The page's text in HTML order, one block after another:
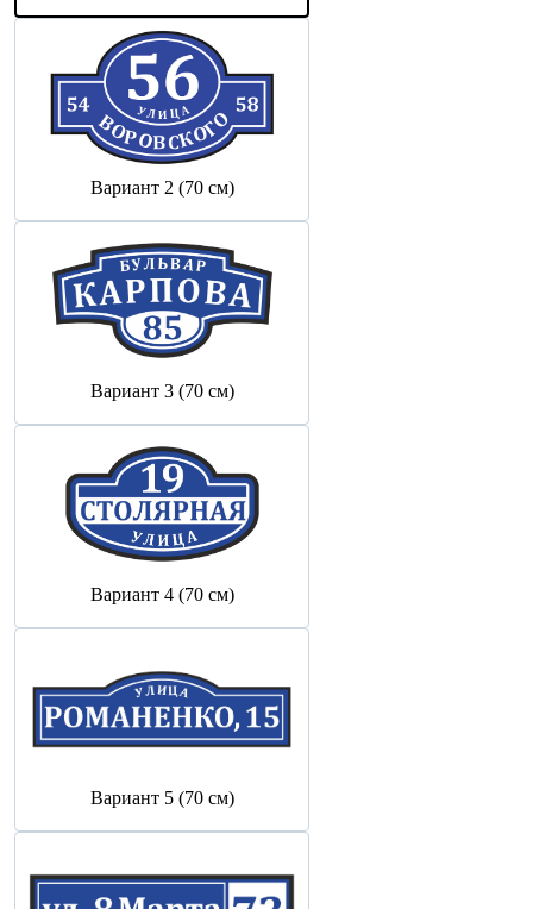
Вариант 2 (70 см)
Вариант 3 (70 см)
Вариант 4 (70 см)
Вариант 5 (70 см)